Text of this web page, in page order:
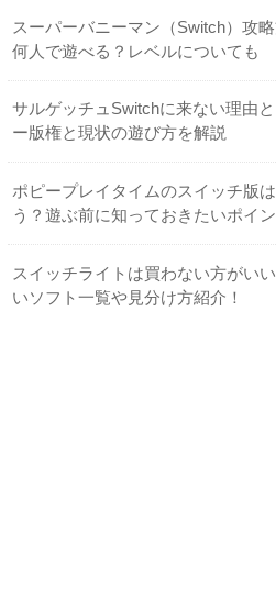
スーパーバニーマン（Switch）攻略
何人で遊べる？レベルについても
サルゲッチュSwitchに来ない理由
ー版権と現状の遊び方を解説
ポピープレイタイムのスイッチ版
う？遊ぶ前に知っておきたいポイ
スイッチライトは買わない方がい
いソフト一覧や見分け方紹介！